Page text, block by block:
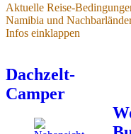
- für Namibia
Stand 04.01.2026
Aktuelle Reise-
Namibia und
Infos einklappen
Dachzelt-
Camper